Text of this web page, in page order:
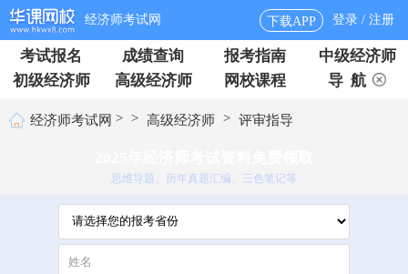
经济师考试网 下载APP 登录 / 注册
考试报名 成绩查询 报考指南
中级经济师
初级经济师
高级经济师 网校课程 导 航
经济师考试网 > > 高级经济师 > 评审指导
思维导题、历年真题汇编、三色笔记等